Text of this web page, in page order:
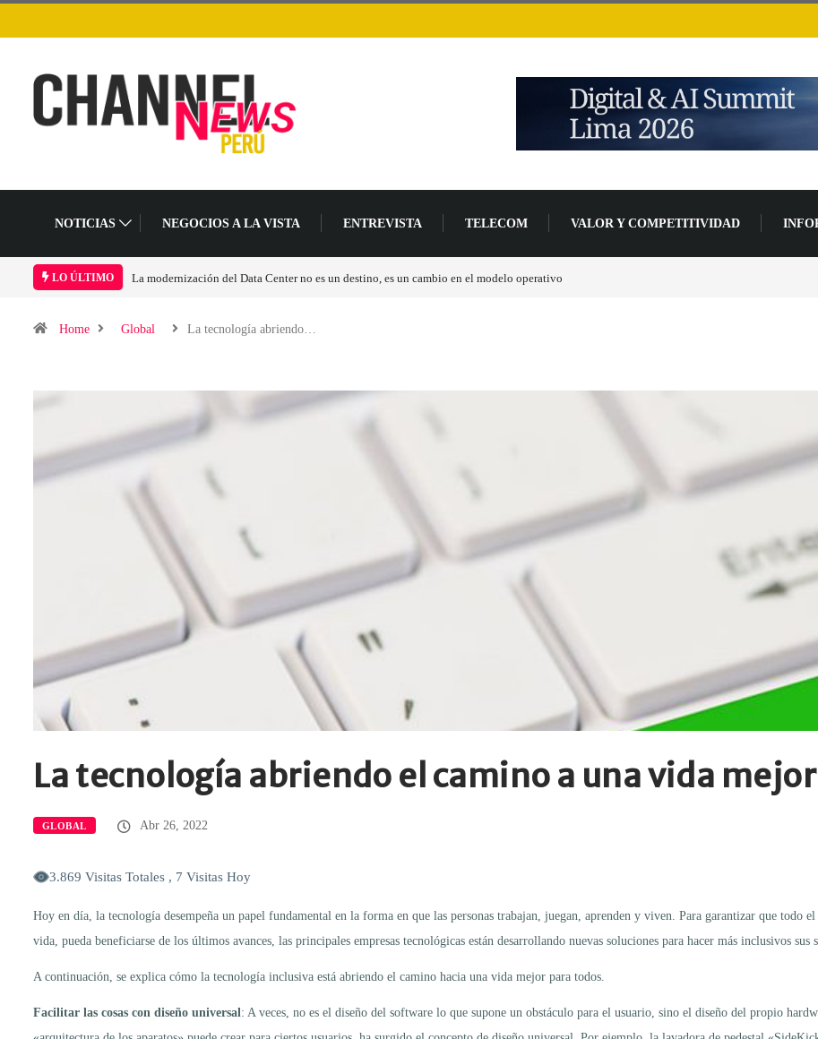
NOTICIAS NEGOCIOS A LA VISTA ENTREVISTA TELECOM VALOR Y COMPETITIVIDAD
LO ÚLTIMO La modernización del Data Center no es un destino, es un cambio en el modelo operativo
Home Global La tecnología abriendo…
La tecnología abriendo el camino a una vida
GLOBAL Abr 26, 2022
3.869 Visitas Totales , 7 Visitas Hoy
Hoy en día, la tecnología desempeña un papel fundamental en la forma en que las personas trabajan, juegan, aprenden y viven. Para garantizar que todo
vida, pueda beneficiarse de los últimos avances, las principales empresas tecnológicas están desarrollando nuevas soluciones para hacer más inclusivos sus
A continuación, se explica cómo la tecnología inclusiva está abriendo el camino hacia una vida mejor para todos.
Facilitar las cosas con diseño universal : A veces, no es el diseño del software lo que supone un obstáculo para el usuario, sino el diseño del propio